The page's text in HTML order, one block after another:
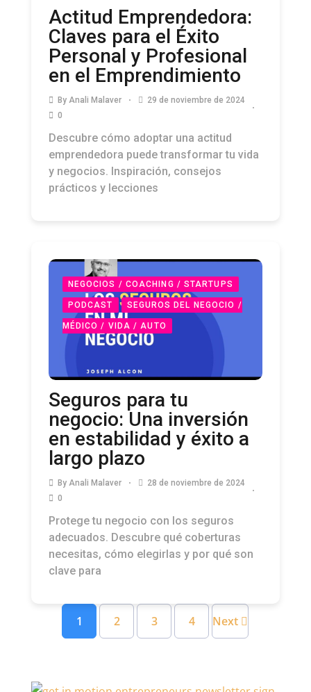
Actitud Emprendedora:
Claves para el Éxito
Personal y Profesional
en el Emprendimiento
By Anali Malaver
29 de noviembre de 2024
0
Descubre cómo adoptar una actitud
emprendedora puede transformar tu vida
y negocios. Inspiración, consejos
prácticos y lecciones
NEGOCIOS / COACHING / STARTUPS
PODCAST SEGUROS DEL NEGOCIO /
MÉDICO / VIDA / AUTO
Seguros para tu
negocio: Una inversión
en estabilidad y éxito a
largo plazo
By Anali Malaver
28 de noviembre de 2024
0
Protege tu negocio con los seguros
adecuados. Descubre qué coberturas
necesitas, cómo elegirlas y por qué son
clave para
1 2 3 4 Next